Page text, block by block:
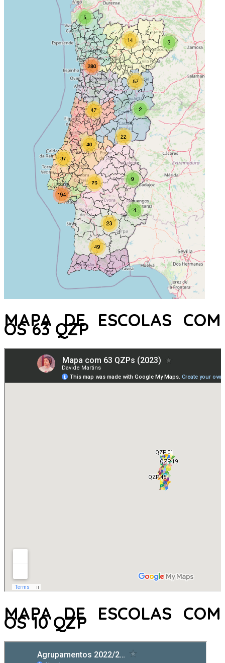
MAPA DE ESCOLAS COM
OS 63 QZP
MAPA DE ESCOLAS COM
OS 10 QZP